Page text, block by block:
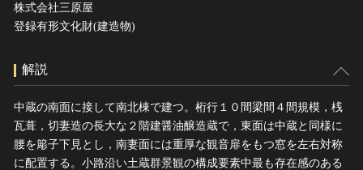
株式会社三原屋
登録有形文化財(建造物)
解説
中蔵の南面に接して南北棟で建つ。桁行１０間梁間４間規模，桟
瓦葺，切妻造の長大な２階建醤油醸造蔵で，東面は中蔵と同様に
腰を簓子下見とし，南妻面には重厚な観音扉をもつ窓を左右対称
に配置する。小路沿い土蔵群景観の構成要素中最も存在感のある